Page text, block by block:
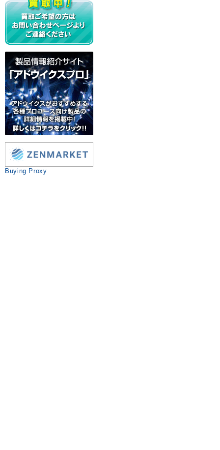
Buying Proxy